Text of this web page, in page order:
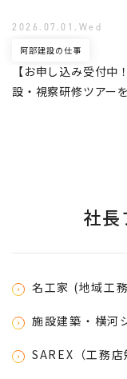
【お申し込み受付
設・視察研修ツアー
阿部建設の仕事
2026.07.01.Wed
社
名工家 (地域工
施設建築・横河
SAREX（工務